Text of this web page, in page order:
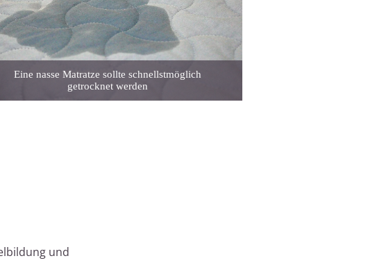
Eine nasse Matratze sollte schnellstmöglich
getrocknet werden
und